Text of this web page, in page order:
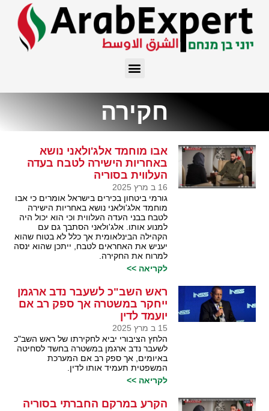
חקירה
אבו מוחמד אלג'ולאני נושא
באחריות הישירה לטבח בעדה
העלווית בסוריה
16 ב מרץ 2025
גורמי ביטחון בכירים בישראל אומרים כי אבו
מוחמד אלג'ולאני נושא באחריות הישירה
לטבח בבני העדה העלווית וכי הוא יכול היה
למנוע אותו. אלג'ולאני הסתבך גם עם
הקהילה הבינלאומית אך כלל לא בטוח שהוא
יעניש את האחראים לטבח, ייתכן שהוא ינסה
למרוח את החקירה.
לקריאה >>
ראש השב"כ לשעבר נדב ארגמן
ייחקר במשטרה אך ספק רב אם
יועמד לדין
15 ב מרץ 2025
הלחץ הציבורי יביא לחקירתו של ראש השב"כ
לשעבר נדב ארגמן במשטרה בחשד לסחיטה
באיומים, אך ספק רב אם המערכת
המשפטית תעמיד אותו לדין.
לקריאה >>
הקרע במרקם החברתי בסוריה